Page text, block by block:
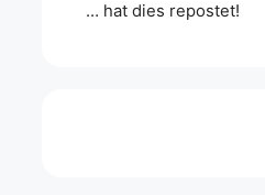
… hat dies repostet!